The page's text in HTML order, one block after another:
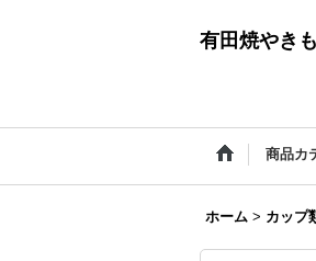
有田焼やき
商品カ
ホーム > カップ